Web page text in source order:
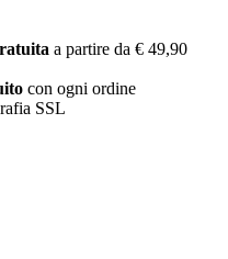
a partire da € 49,90
con ogni ordine
SSL